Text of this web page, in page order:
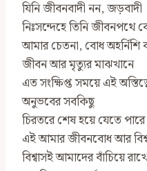
যিনি জীবনবাদী নন, জড়বাদী
নিঃসন্দেহে তিনি জীবনপথে
আমার চেতনা, বোধ অহর্নিশি
জীবন আর মৃত্যুর মাঝখানে
এত সংক্ষিপ্ত সময়ে এই
অনুভবের সবকিছু
চিরতরে শেষ হয়ে যেতে পারে
এই আমার জীবনবোধ আর
বিশ্বাসই আমাদের বাঁচিয়ে